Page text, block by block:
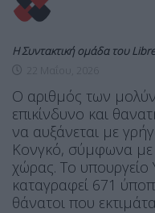
Η Συντακτική ομάδα του Libre
Ο αριθμός των
επικίνδυνο και
να αυξάνεται με
Κονγκό, σύμφωνα με
χώρας. Το υπουργείο
καταγραφεί 671
θάνατοι που